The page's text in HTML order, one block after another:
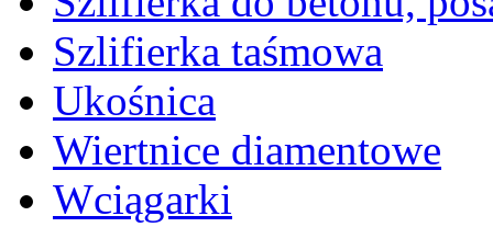
Szlifierka taśmowa
Ukośnica
Wiertnice diamentowe
Wciągarki